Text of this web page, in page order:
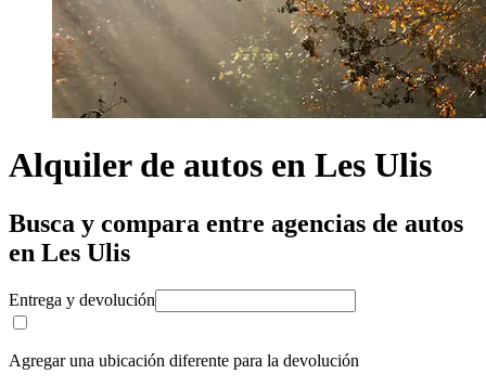
Alquiler de autos en Les Ulis
Busca y compara entre agencias de autos
en Les Ulis
Entrega y devolución
Agregar una ubicación diferente para la devolución